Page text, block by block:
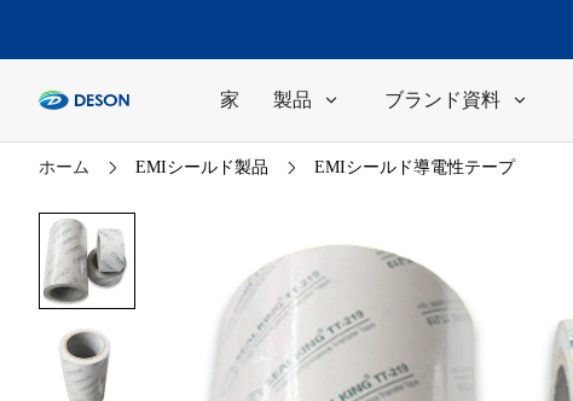
家 製品 ブランド資料
ホーム EMIシールド製品 EMIシールド導電性テープ